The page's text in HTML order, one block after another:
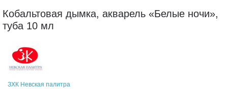
Кобальтовая дымка, акварель «Белые ночи»,
туба 10 мл
ЗХК Невская палитра